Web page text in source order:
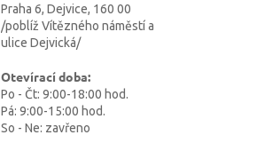
Praha 6, Dejvice, 160 00
/poblíž Vítězného náměstí a
ulice Dejvická/
Otevírací doba:
Po - Čt: 9:00-18:00 hod.
Pá: 9:00-15:00 hod.
So - Ne: zavřeno